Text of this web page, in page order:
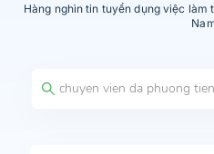
Hàng nghìn tin tuyển dụng việc làm